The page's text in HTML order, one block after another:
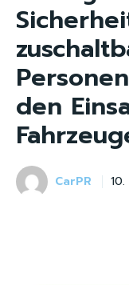
den
CarPR